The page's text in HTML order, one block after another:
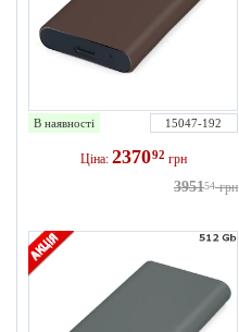
В наявності 15047-192
Ціна: 237092 грн
395154 грн